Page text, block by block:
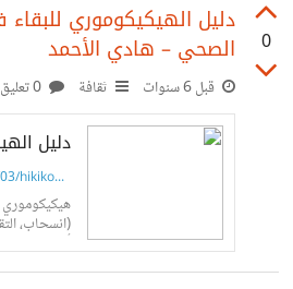
0
دليل الهيكيكوموري للبقاء
الصحي – هادي الأحمد
قبل 6 سنوات ثقافة
hadealahmad.com/2020/03/hikikomori
(انسحاب،
أو العزلة